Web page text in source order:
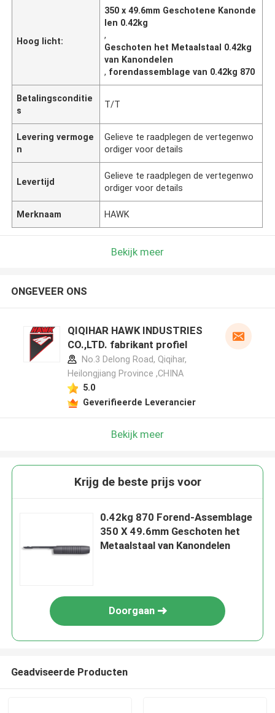
Hoog licht:
350 x 49.6mm Geschotene Kanonde
len 0.42kg
,
Geschoten het Metaalstaal 0.42kg
van Kanondelen
, forendassemblage van 0.42kg 870
Betalingsconditie
s
T/T
Levering vermoge
n
Gelieve te raadplegen de vertegenwo
ordiger voor details
Levertijd
Gelieve te raadplegen de vertegenwo
ordiger voor details
Merknaam HAWK
Bekijk meer
ONGEVEER ONS
QIQIHAR HAWK INDUSTRIES
CO.,LTD. fabrikant profiel
No.3 Delong Road, Qiqihar,
Heilongjiang Province ,CHINA
5.0
Geverifieerde Leverancier
Bekijk meer
Krijg de beste prijs voor
0.42kg 870 Forend-Assemblage
350 X 49.6mm Geschoten het
Metaalstaal van Kanondelen
Doorgaan
Geadviseerde Producten